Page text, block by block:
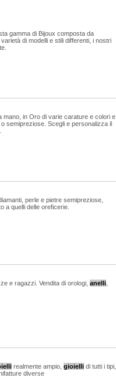
gamma di Bijoux composta da
di modelli e stili differenti, i nostri
mano, in Oro di varie carature e colori e
semipreziose. Scegli e personalizza il
perle e pietre semipreziose,
a quelli delle oreficerie.
e ragazzi. Vendita di orologi, anelli
realmente ampio, gioielli di tutti i tipi,
diverse